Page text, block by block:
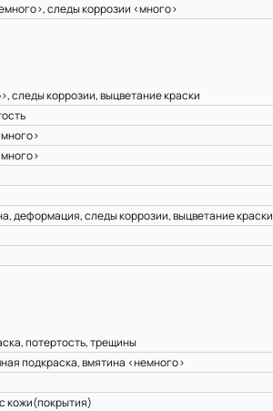
следы коррозии <много>
следы коррозии, выцветание краски
деформация, следы коррозии, выцветание краски
потертость, трещины
подкраска, вмятина <немного>
кожи(покрытия)